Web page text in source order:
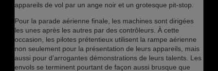
appareils de vol par un ange noir et un grotesque pit-stop.
Pour la parade aérienne finale, les machines sont dirigées
les unes après les autres par des contrôleurs. À cette
occasion, les pilotes prétentieux utilisent la rampe aérienne
non seulement pour la présentation de leurs appareils, mais
aussi pour d’arrogantes démonstrations de leurs talents. Les
envols se terminent pourtant de façon aussi brusque que